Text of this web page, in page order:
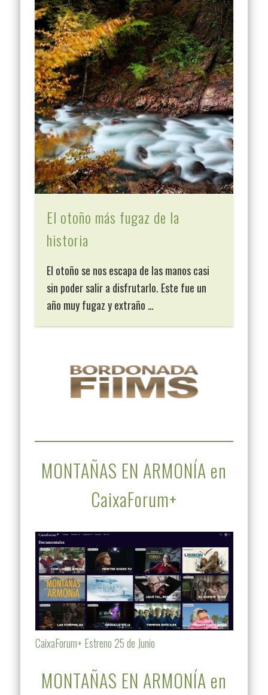
El otoño más fugaz de la
historia
El otoño se nos escapa de las manos casi
sin poder salir a disfrutarlo. Este fue un
año muy fugaz y extraño …
MONTAÑAS EN ARMONÍA en
CaixaForum+
CaixaForum+ Estreno 25 de Junio
MONTAÑAS EN ARMONÍA en